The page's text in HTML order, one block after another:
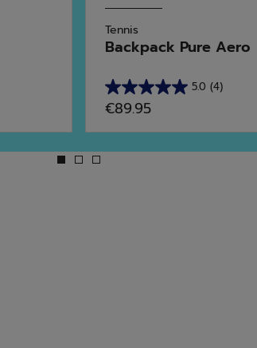
Tennis
Backpack Pure Aero
5.0 (4)
5.0
van
de
5
€89.95